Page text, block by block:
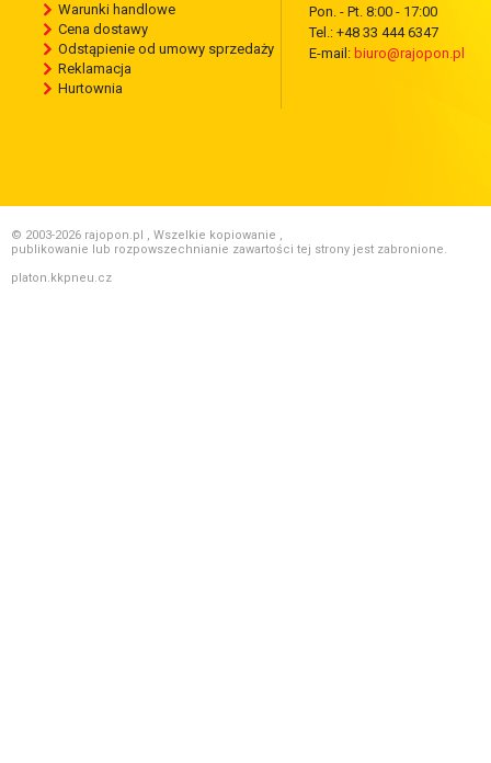
Warunki handlowe
Cena dostawy
Odstąpienie od umowy sprzedaży
Reklamacja
Hurtownia
Pon. - Pt. 8:00 - 17:00
Tel.: +48 33 444 6347
E-mail: biuro@rajopon.pl
© 2003-2026 rajopon.pl , Wszelkie kopiowanie ,
publikowanie lub rozpowszechnianie zawartości tej strony jest zabronione.
platon.kkpneu.cz